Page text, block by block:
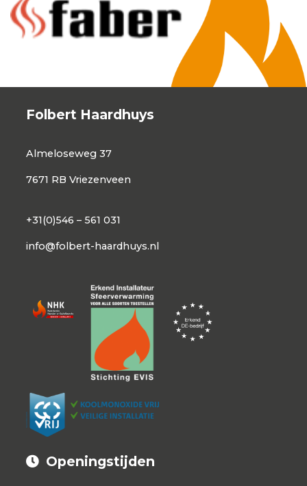
Folbert Haardhuys
Almeloseweg 37
7671 RB Vriezenveen
+31(0)546 – 561 031
info@folbert-haardhuys.nl
Openingstijden